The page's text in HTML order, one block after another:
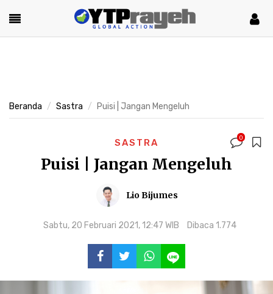
Beranda Sastra Puisi | Jangan Mengeluh
SASTRA 0
Puisi | Jangan Mengeluh
Lio Bijumes
Sabtu, 20 Februari 2021, 12:47 WIB Dibaca 1.774